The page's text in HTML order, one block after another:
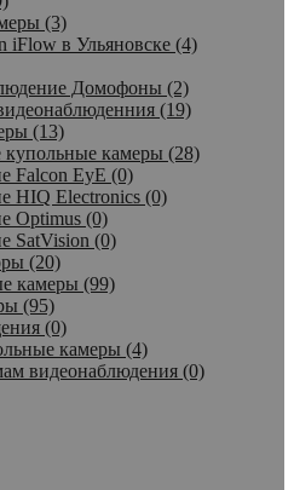
(3)
iFlow в Ульяновске (4)
Домофоны (2)
(19)
(13)
камеры (28)
Falcon EyE (0)
HIQ Electronics (0)
Optimus (0)
SatVision (0)
(20)
камеры (99)
(95)
(0)
камеры (4)
видеонаблюдения (0)